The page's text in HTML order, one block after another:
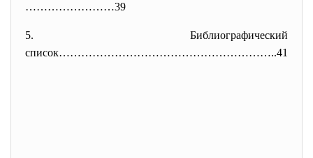
……………………39
5. Библиографический
список…………………………………………………..41